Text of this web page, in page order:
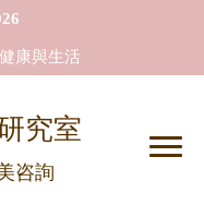
康與生活
究室
咨詢